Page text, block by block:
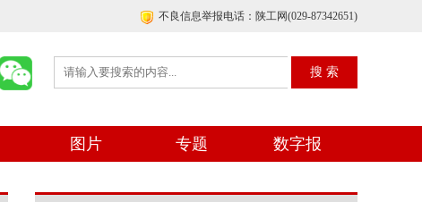
不良信息举报电话：陕工网(029-87342651)
图片 专题 数字报